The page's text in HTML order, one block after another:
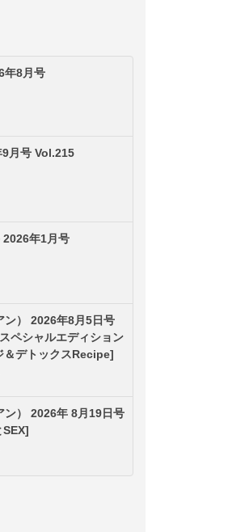
年8月号
9月号 Vol.215
2026年1月号
ン） 2026年8月5日号
ペシャルエディション
＆デトックスRecipe]
ン） 2026年 8月19日号